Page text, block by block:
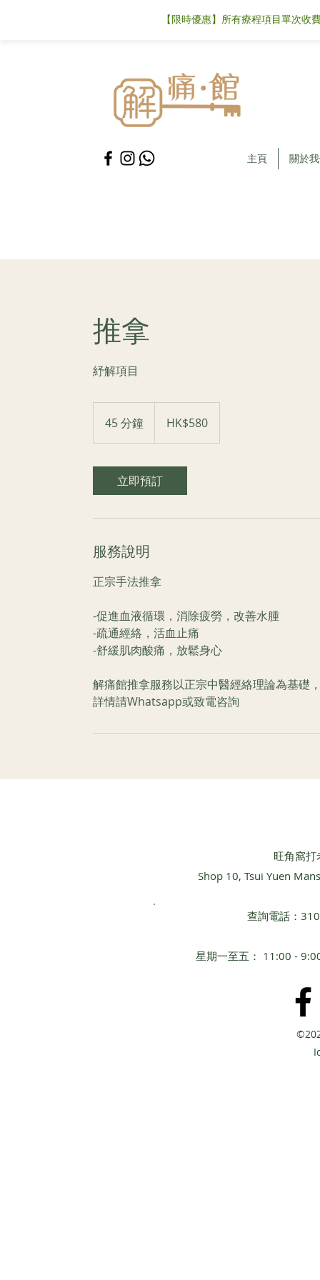
【限時優惠】所有療程項目單次
主頁 關於
推拿
紓解項目
45 分鐘
5
鐘
HK$580
立即預訂
服務說明
正宗手法推拿
-促進血液循環，消除疲勞，改善水腫
-疏通經絡，活血止痛
-舒緩肌肉酸痛，放鬆身心
解痛館推拿服務以正宗中醫經絡理論為基礎
詳情請Whatsapp或致電咨詢
旺角窩
Shop 10, Tsui Yuen
查詢電話：
星期一至五： 11:00 -